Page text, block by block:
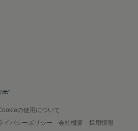
の使用について
イバシーポリシー 会社概要
採用情報